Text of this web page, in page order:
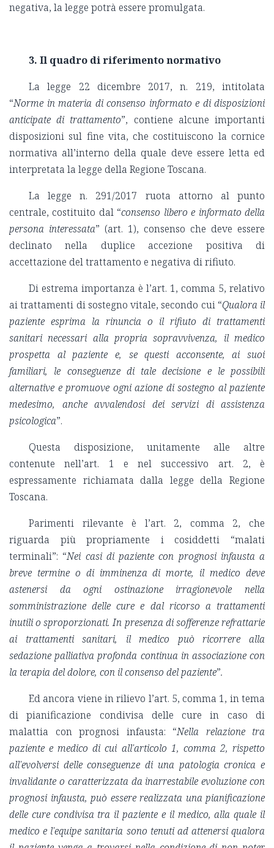
negativa, la legge potrà essere promulgata.
3. Il quadro di riferimento normativo
La legge 22 dicembre 2017, n. 219, intitolata
“Norme in materia di consenso informato e di disposizioni
anticipate di trattamento”, contiene alcune importanti
disposizioni sul fine vita, che costituiscono la cornice
normativa all’interno della quale deve essere letta ed
interpretata la legge della Regione Toscana.
La legge n. 291/2017 ruota attorno al punto
centrale, costituito dal “consenso libero e informato della
persona interessata” (art. 1), consenso che deve essere
declinato nella duplice accezione positiva di
accettazione del trattamento e negativa di rifiuto.
Di estrema importanza è l’art. 1, comma 5, relativo
ai trattamenti di sostegno vitale, secondo cui “Qualora il
paziente esprima la rinuncia o il rifiuto di trattamenti
sanitari necessari alla propria sopravvivenza, il medico
prospetta al paziente e, se questi acconsente, ai suoi
familiari, le conseguenze di tale decisione e le possibili
alternative e promuove ogni azione di sostegno al paziente
medesimo, anche avvalendosi dei servizi di assistenza
psicologica”.
Questa disposizione, unitamente alle altre
contenute nell’art. 1 e nel successivo art. 2, è
espressamente richiamata dalla legge della Regione
Toscana.
Parimenti rilevante è l’art. 2, comma 2, che
riguarda più propriamente i cosiddetti “malati
terminali”: “Nei casi di paziente con prognosi infausta a
breve termine o di imminenza di morte, il medico deve
astenersi da ogni ostinazione irragionevole nella
somministrazione delle cure e dal ricorso a trattamenti
inutili o sproporzionati. In presenza di sofferenze refrattarie
ai trattamenti sanitari, il medico può ricorrere alla
sedazione palliativa profonda continua in associazione con
la terapia del dolore, con il consenso del paziente”.
Ed ancora viene in rilievo l’art. 5, comma 1, in tema
di pianificazione condivisa delle cure in caso di
malattia con prognosi infausta: “Nella relazione tra
paziente e medico di cui all'articolo 1, comma 2, rispetto
all'evolversi delle conseguenze di una patologia cronica e
invalidante o caratterizzata da inarrestabile evoluzione con
prognosi infausta, può essere realizzata una pianificazione
delle cure condivisa tra il paziente e il medico, alla quale il
medico e l'equipe sanitaria sono tenuti ad attenersi qualora